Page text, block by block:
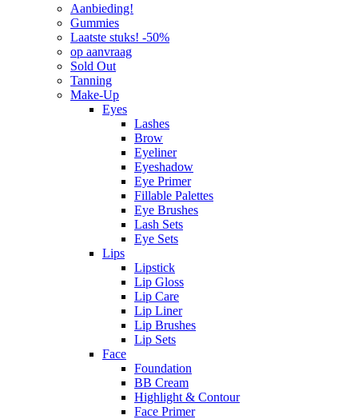
Aanbieding!
Gummies
Laatste stuks! -50%
op aanvraag
Sold Out
Tanning
Make-Up
Eyes
Lashes
Brow
Eyeliner
Eyeshadow
Eye Primer
Fillable Palettes
Eye Brushes
Lash Sets
Eye Sets
Lips
Lipstick
Lip Gloss
Lip Care
Lip Liner
Lip Brushes
Lip Sets
Face
Foundation
BB Cream
Highlight & Contour
Face Primer